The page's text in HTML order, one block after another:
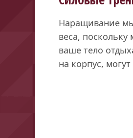
Наращивание
веса,
ваше тело
на корпус,